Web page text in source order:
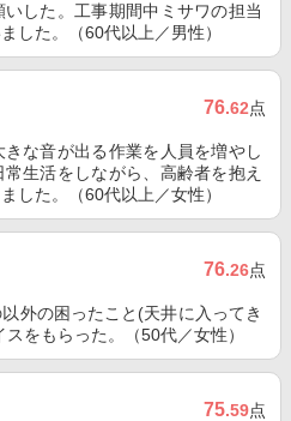
した。工事期間中ミサワの担当
した。（60代以上／男性）
76.62点
な音が出る作業を人員を増やし
生活をしながら、高齢者を抱え
した。（60代以上／女性）
76.26点
外の困ったこと(天井に入ってき
をもらった。（50代／女性）
75.59点